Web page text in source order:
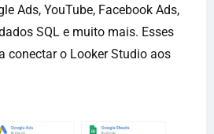
Ads, YouTube, Facebook Ads,
SQL e muito mais. Esses
conectar o Looker Studio aos